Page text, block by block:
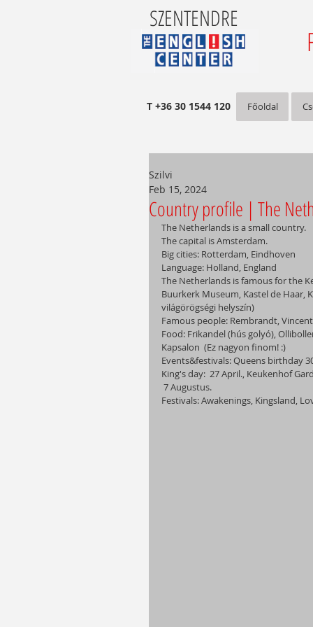
SZENTENDRE
T +36 30 1544 120 Főoldal
Country profile | The
Szilvi
Feb 15, 2024
The Netherlands is a small country.
The capital is Amsterdam.
Big cities: Rotterdam, Eindhoven
Language: Holland, England
The Netherlands is famous for the
Buurkerk Museum, Kastel de
világörögségi helyszín)
Famous people: Rembrandt,
Food: Frikandel (hús golyó),
Kapsalon  (Ez nagyon finom! :)
Events&festivals: Queens birthday
King's day:  27 April., Keukenhof
7 Augustus.
Festivals: Awakenings, Kingsland,